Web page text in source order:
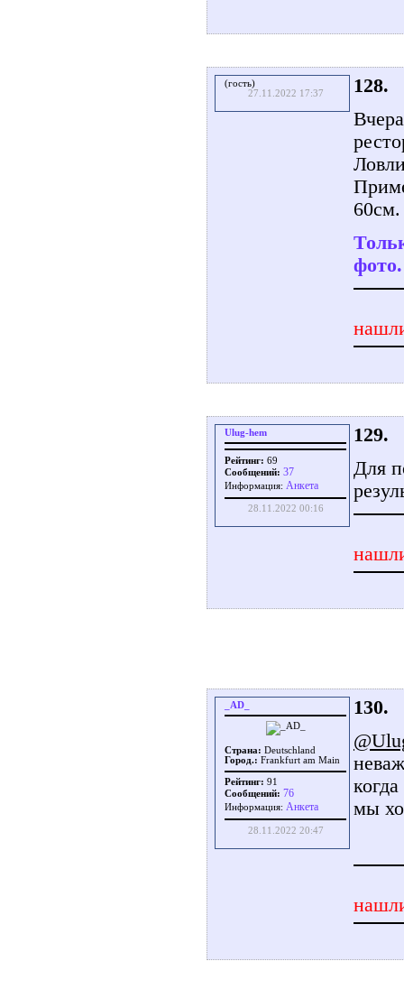
(гость)
27.11.2022 17:37
128.
60см.
фото.
Ulug-hem
Рейтинг: 69
Сообщений: 37
Информация: Aнкета
28.11.2022 00:16
129.
Для
_AD_
Страна: Deutschland
Город.: Frankfurt am Main
Рейтинг: 91
Сообщений: 76
Информация: Aнкета
28.11.2022 20:47
130.
мы